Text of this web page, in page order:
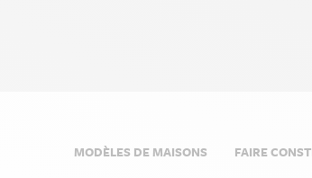
Prefooter
MODÈLES DE MAISONS FAIRE